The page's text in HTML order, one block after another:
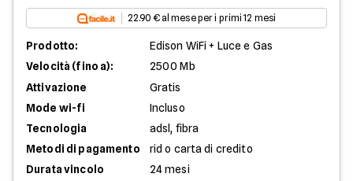
22.90 € al mese per i primi 12 mesi
Prodotto:
Edison WiFi + Luce e Gas
Velocità (fino a):
2500 Mb
Attivazione
Gratis
Mode wi-fi
Incluso
Tecnologia
adsl, fibra
Metodi di pagamento
rid o carta di credito
Durata vincolo
24 mesi